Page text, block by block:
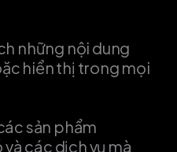
những nội dung
hiển thị trong mọi
sản phẩm
các dịch vụ mà